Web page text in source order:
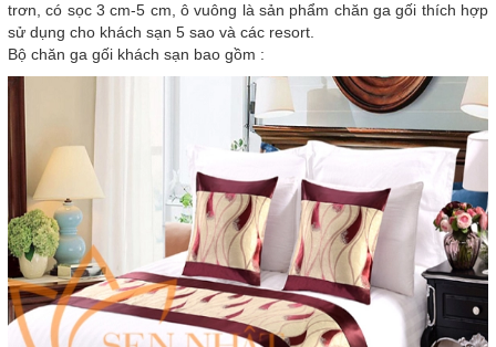
trơn, có sọc 3 cm-5 cm, ô vuông là sản phẩm chăn ga gối thích hợp
sử dụng cho khách sạn 5 sao và các resort.
Bộ chăn ga gối khách sạn bao gồm :